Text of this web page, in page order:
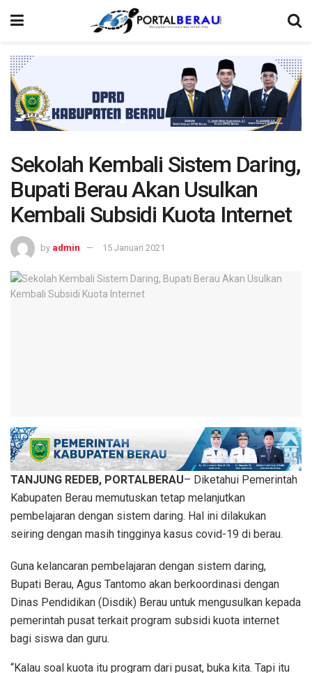
Sekolah Kembali Sistem Daring,
Bupati Berau Akan Usulkan
Kembali Subsidi Kuota Internet
by admin 15 Januari 2021
TANJUNG REDEB, PORTALBERAU– Diketahui Pemerintah
Kabupaten Berau memutuskan tetap melanjutkan
pembelajaran dengan sistem daring. Hal ini dilakukan
seiring dengan masih tingginya kasus covid-19 di berau.
Guna kelancaran pembelajaran dengan sistem daring,
Bupati Berau, Agus Tantomo akan berkoordinasi dengan
Dinas Pendidikan (Disdik) Berau untuk mengusulkan kepada
pemerintah pusat terkait program subsidi kuota internet
bagi siswa dan guru.
“Kalau soal kuota itu program dari pusat, buka kita. Tapi itu